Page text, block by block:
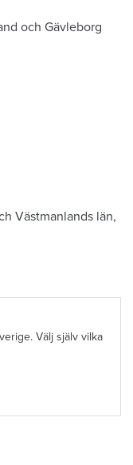
och Gävleborg
Västmanlands län,
Välj själv vilka